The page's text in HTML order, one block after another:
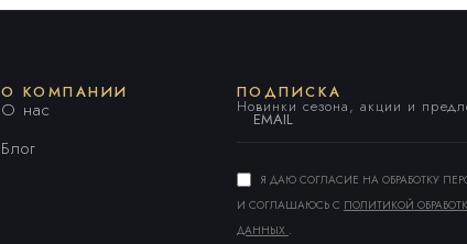
О КОМПАНИИ
О нас
Блог
ПОДПИСКА
Новинки сезона, акции и
Я ДАЮ СОГЛАСИЕ НА ОБРАБОТКУ
И СОГЛАШАЮСЬ С ПОЛИТИКОЙ
ДАННЫХ .